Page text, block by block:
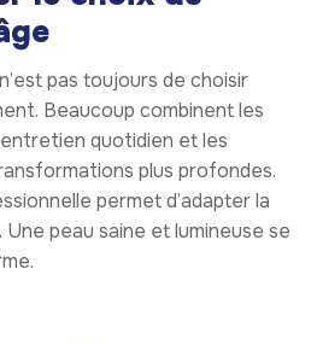
pas toujours de choisir
Beaucoup combinent les
quotidien et les
plus profondes.
permet d’adapter la
peau saine et lumineuse se